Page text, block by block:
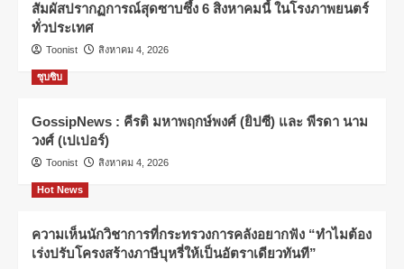
สัมผัสปรากฏการณ์สุดซาบซึ้ง 6 สิงหาคมนี้ ในโรงภาพยนตร์
ทั่วประเทศ
Toonist สิงหาคม 4, 2026
ซุบซิบ
GossipNews : คีรติ มหาพฤกษ์พงศ์ (ยิปซี) และ พีรดา นาม
วงศ์ (เปเปอร์)
Toonist สิงหาคม 4, 2026
Hot News
ความเห็นนักวิชาการที่กระทรวงการคลังอยากฟัง “ทำไมต้อง
เร่งปรับโครงสร้างภาษีบุหรี่ให้เป็นอัตราเดียวทันที”